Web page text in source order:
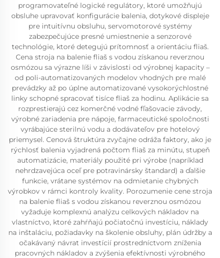
programovateľné logické regulátory, ktoré umožňujú
obsluhe upravovať konfigurácie balenia, dotykové displeje
pre intuitívnu obsluhu, servomotorové systémy
zabezpečujúce presné umiestnenie a senzorové
technológie, ktoré detegujú prítomnosť a orientáciu fliaš.
Cena stroja na balenie fliaš s vodou získanou reverznou
osmózou sa výrazne líši v závislosti od výrobnej kapacity –
od poli-automatizovaných modelov vhodných pre malé
prevádzky až po úplne automatizované vysokorýchlostné
linky schopné spracovať tisíce fliaš za hodinu. Aplikácie sa
rozprestierajú cez komerčné vodné fľašovacie závody,
výrobné zariadenia pre nápoje, farmaceutické spoločnosti
vyrábajúce sterilnú vodu a dodávateľov pre hotelový
priemysel. Cenová štruktúra zvyčajne odráža faktory, ako je
rýchlosť balenia vyjadrená počtom fliaš za minútu, stupeň
automatizácie, materiály použité pri výrobe (napríklad
nehrdzavejúca oceľ pre potravinársky štandard) a ďalšie
funkcie, vrátane systémov na odmietanie chybných
výrobkov v rámci kontroly kvality. Porozumenie cene stroja
na balenie fliaš s vodou získanou reverznou osmózou
vyžaduje komplexnú analýzu celkových nákladov na
vlastníctvo, ktoré zahŕňajú počiatočnú investíciu, náklady
na inštaláciu, požiadavky na školenie obsluhy, plán údržby a
očakávaný návrat investícií prostredníctvom zníženia
pracovných nákladov a zvýšenia efektívnosti výrobného